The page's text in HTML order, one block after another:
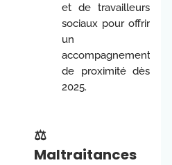
et de travailleurs
sociaux pour offrir
un
accompagnement
de proximité dès
2025.
⚖️
Maltraitances